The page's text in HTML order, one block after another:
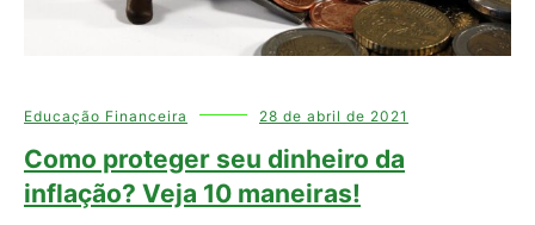
Educação Financeira 28 de abril de 2021
Como proteger seu dinheiro da
inflação? Veja 10 maneiras!